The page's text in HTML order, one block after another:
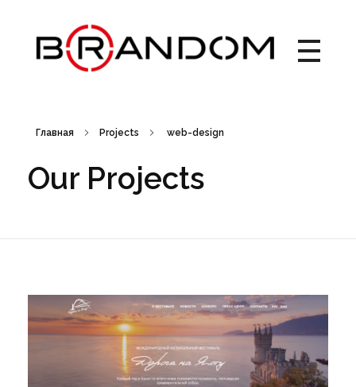
Главная Projects web-design
Our Projects